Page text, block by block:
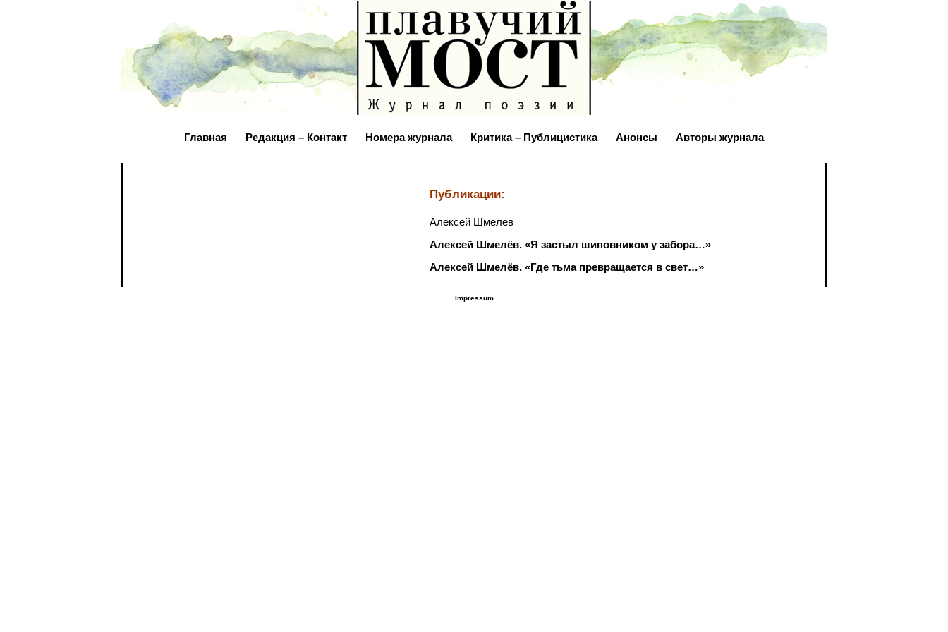
Главная Редакция – Контакт Номера журнала Критика – Публицистика Анонсы Авторы журнала
Публикации:
Алексей Шмелёв
Алексей Шмелёв. «Я застыл шиповником у забора…»
Алексей Шмелёв. «Где тьма превращается в свет…»
Impressum